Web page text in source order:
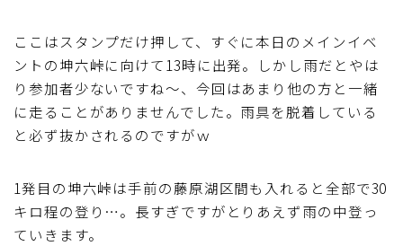
ここはスタンプだけ押して、すぐに本日のメインイベ
ントの坤六峠に向けて13時に出発。しかし雨だとやは
り参加者少ないですね～、今回はあまり他の方と一緒
に走ることがありませんでした。雨具を脱着している
と必ず抜かされるのですがｗ
1発目の坤六峠は手前の藤原湖区間も入れると全部で30
キロ程の登り…。長すぎですがとりあえず雨の中登っ
ていきます。